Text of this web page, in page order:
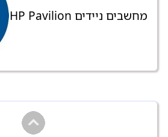
מחשבים ניידים HP Pavilion